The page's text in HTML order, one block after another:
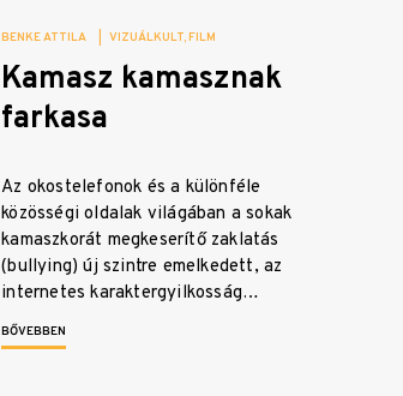
BENKE ATTILA VIZUÁLKULT FILM
Kamasz kamasznak
farkasa
Az okostelefonok és a különféle
közösségi oldalak világában a sokak
kamaszkorát megkeserítő zaklatás
(bullying) új szintre emelkedett, az
internetes karaktergyilkosság…
BŐVEBBEN